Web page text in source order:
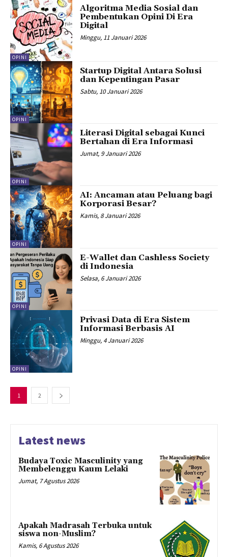
OPINI
Algoritma Media Sosial dan
Pembentukan Opini Di Era
Digital
Minggu, 11 Januari 2026
OPINI
Startup Digital Antara Solusi
dan Kepentingan Pasar
Sabtu, 10 Januari 2026
OPINI
Literasi Digital sebagai Kunci
Bertahan di Era Informasi
Jumat, 9 Januari 2026
OPINI
AI: Ancaman atau Peluang bagi
Korporasi Besar?
Kamis, 8 Januari 2026
OPINI
E-Wallet dan Cashless Society
di Indonesia
Selasa, 6 Januari 2026
OPINI
Privasi Data di Era Sistem
Informasi Berbasis AI
Minggu, 4 Januari 2026
1 2
Latest news
Budaya Toxic Masculinity yang
Membelenggu Kaum Lelaki
Jumat, 7 Agustus 2026
Apakah Madrasah Terbuka untuk
siswa non-Muslim?
Kamis, 6 Agustus 2026